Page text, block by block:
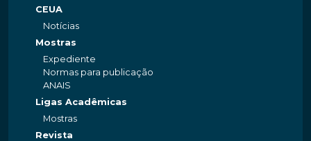
CEUA
Notícias
Mostras
Expediente
Normas para publicação
ANAIS
Ligas Acadêmicas
Mostras
Revista